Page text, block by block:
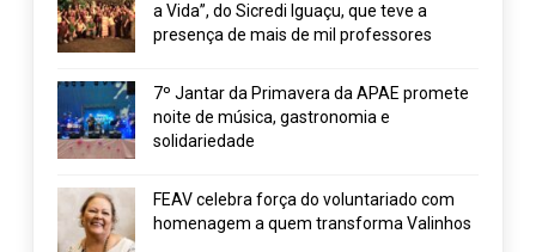
a Vida”, do Sicredi Iguaçu, que teve a
presença de mais de mil professores
7º Jantar da Primavera da APAE promete
noite de música, gastronomia e
solidariedade
FEAV celebra força do voluntariado com
homenagem a quem transforma Valinhos